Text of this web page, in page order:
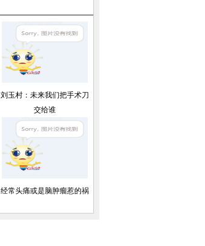
刘玉村：未来我们把手术刀
交给谁
经常头痛或是脑肿瘤惹的祸